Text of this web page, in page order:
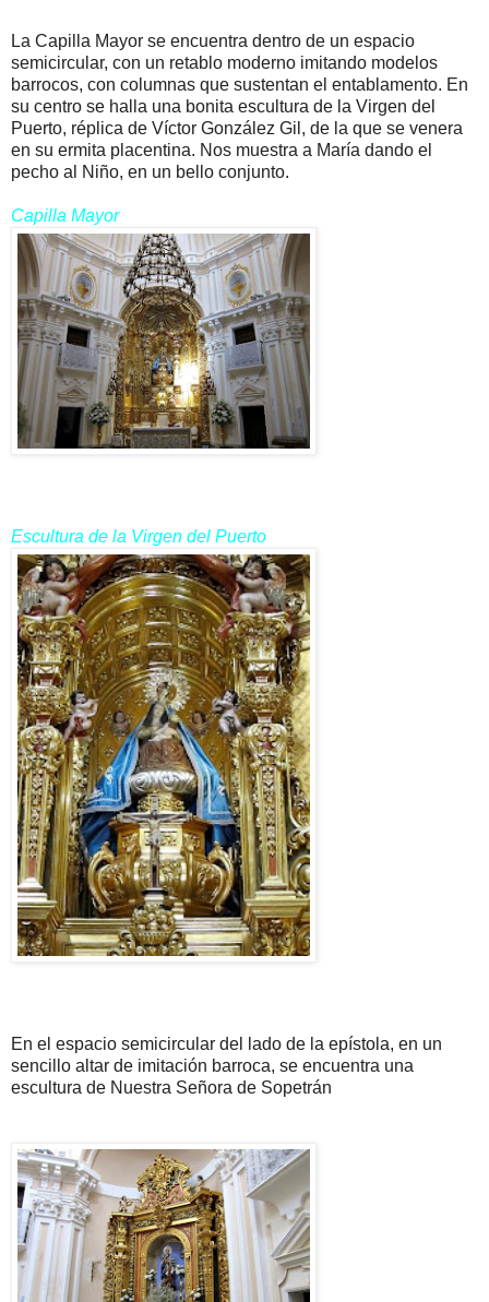
La Capilla Mayor se encuentra dentro de un espacio
semicircular, con un retablo moderno imitando modelos
barrocos, con columnas que sustentan el entablamento. En
su centro se halla una bonita escultura de la Virgen del
Puerto, réplica de Víctor González Gil, de la que se venera
en su ermita placentina. Nos muestra a María dando el
pecho al Niño, en un bello conjunto.
Capilla Mayor
Escultura de la Virgen del Puerto
En el espacio semicircular del lado de la epístola, en un
sencillo altar de imitación barroca, se encuentra una
escultura de Nuestra Señora de Sopetrán